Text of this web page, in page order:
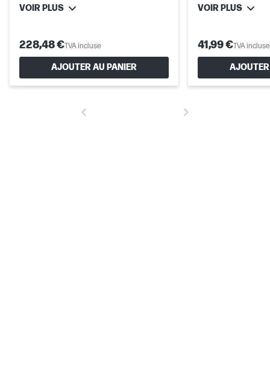
VOIR PLUS
228,48 €TVA incluse
AJOUTER AU PANIER
VOIR PLUS
41,99 €TVA incluse